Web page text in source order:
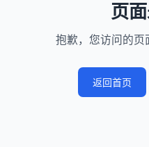
页
抱歉，您访问的页
返回首页